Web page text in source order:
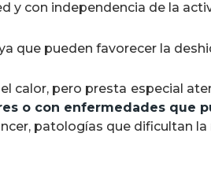
y con independencia de la
que pueden favorecer la
calor, pero presta especial
o con enfermedades que
patologías que dificultan